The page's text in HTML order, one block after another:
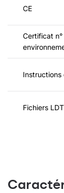
CE
Certificat
Fichiers LDT